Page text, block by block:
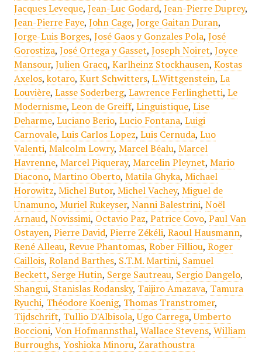
Jacques Leveque, Jean-Luc Godard, Jean-Pierre Duprey,
Jean-Pierre Faye, John Cage, Jorge Gaitan Duran,
Jorge-Luis Borges, José Gaos y Gonzales Pola, José
Gorostiza, José Ortega y Gasset, Joseph Noiret, Joyce
Mansour, Julien Gracq, Karlheinz Stockhausen, Kostas
Axelos,kotaro, Kurt Schwitters, L.Wittgenstein, La
Louvière, Lasse Soderberg, Lawrence Ferlinghetti, Le
Modernisme, Leon de Greiff, Linguistique, Lise
Deharme, Luciano Berio, Lucio Fontana, Luigi
Carnovale, Luis Carlos Lopez, Luis Cernuda, Luo
Valenti, Malcolm Lowry, Marcel Béalu, Marcel
Havrenne, Marcel Piqueray, Marcelin Pleynet, Mario
Diacono, Martino Oberto, Matila Ghyka, Michael
Horowitz, Michel Butor, Michel Vachey, Miguel de
Unamuno, Muriel Rukeyser, Nanni Balestrini, Noël
Arnaud, Novissimi, Octavio Paz, Patrice Covo, Paul Van
Ostayen, Pierre David, Pierre Zékéli, Raoul Hausmann,
René Alleau, Revue Phantomas, Rober Filliou, Roger
Caillois, Roland Barthes, S.T.M. Martini, Samuel
Beckett, Serge Hutin, Serge Sautreau, Sergio Dangelo,
Shangui, Stanislas Rodansky, Taijiro Amazava, Tamura
Ryuchi, Théodore Koenig, Thomas Transtromer,
Tijdschrift, Tullio D'Albisola,Ugo Carrega,Umberto
Boccioni, Von Hofmannsthal, Wallace Stevens, William
Burroughs, Yoshioka Minoru, Zarathoustra